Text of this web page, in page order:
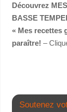
Découvrez
BASSE
« Mes recettes
paraître! –
Soutenez